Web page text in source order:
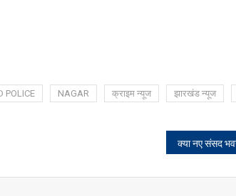
POLICE NAGAR क्राइम न्यूज झारखंड न्यूज